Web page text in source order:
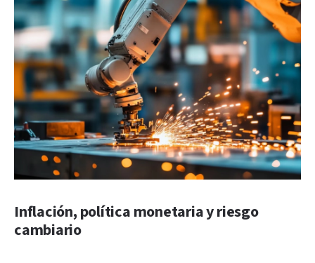
Inflación, política monetaria y riesgo
cambiario